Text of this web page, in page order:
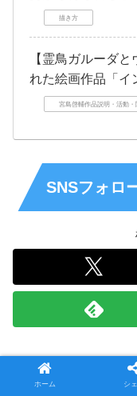
描き方
【霊鳥ガルーダ
れた絵画作品「イ
宮島啓輔作品説明・活動・
SNSフォロ
ホーム シ